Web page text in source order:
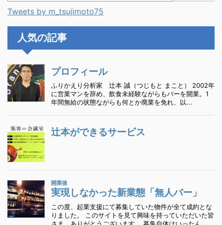
Tweets by m_tsujimoto75
人気の記事